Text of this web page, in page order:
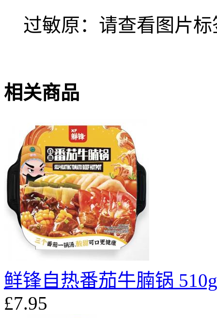
过敏原：请查看图片标
相关商品
鲜锋自热番茄牛腩锅 510g
£7.95